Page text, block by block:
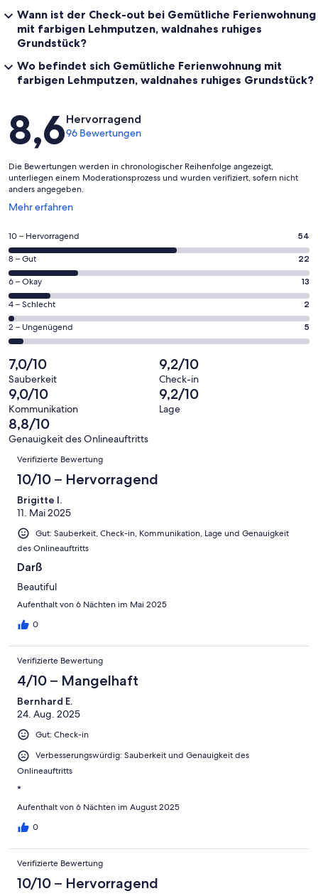
Wann ist der Check-out bei Gemütliche Ferienwohnung
mit farbigen Lehmputzen, waldnahes ruhiges
Grundstück?
Wo befindet sich Gemütliche Ferienwohnung mit
farbigen Lehmputzen, waldnahes ruhiges Grundstück?
Bewertungen
8,6Hervorragend
96 Bewertungen
Die Bewertungen werden in chronologischer Reihenfolge angezeigt,
unterliegen einem Moderationsprozess und wurden verifiziert, sofern nicht
anders angegeben.
Mehr erfahren
Wird
einem
neuen
Fenster
geöffnet
54
von
insgesamt
96
Gästebewertungen
haben
eine
Bewertung
von
10
-
Hervorragend
10 – Hervorragend 54
22
von
insgesamt
96
Gästebewertungen
haben
Bewertung
von
8
-
Gut
8 – Gut 22
13
von
insgesamt
96
Gästebewertungen
haben
eine
Bewertung
von
6
-
Okay
6 – Okay 13
2
von
insgesamt
Gästebewertungen
haben
eine
Bewertung
von
4
4 – Schlecht 2
5
von
insgesamt
96
Gästebewertungen
haben
eine
Bewertung
2 – Ungenügend 5
7,0/10
Sauberkeit
9,2/10
Check-in
9,0/10
Kommunikation
9,2/10
Lage
8,8/10
Genauigkeit des Onlineauftritts
Bewertungen
Verifizierte Bewertung
10/10 – Hervorragend
Brigitte I.
11. Mai 2025
Gut: Sauberkeit, Check-in, Kommunikation, Lage und Genauigkeit
des Onlineauftritts
Darß
Beautiful
Aufenthalt von 6 Nächten im Mai 2025
0
Verifizierte Bewertung
4/10 – Mangelhaft
Bernhard E.
24. Aug. 2025
Gut: Check-in
Verbesserungswürdig: Sauberkeit und Genauigkeit des
Onlineauftritts
*
Aufenthalt von 6 Nächten im August 2025
0
Verifizierte Bewertung
10/10 – Hervorragend